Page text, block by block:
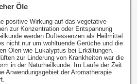
Öle
positive Wirkung auf das vegetative
zur Konzentration oder Entspannung
werden Duftessenzen als Heilmittel
nicht nur um wohltuende Gerüche und die
Ölen wie Eukalyptus bei Erkältungen.
zur Linderung von Krankheiten war die
in der Naturheilkunde. Im Laufe der Zeit
Anwendungsgebiet der Aromatherapie